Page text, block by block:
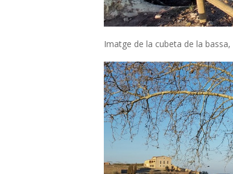
E
F
A
R
E
L
Imatge de la cubeta de la